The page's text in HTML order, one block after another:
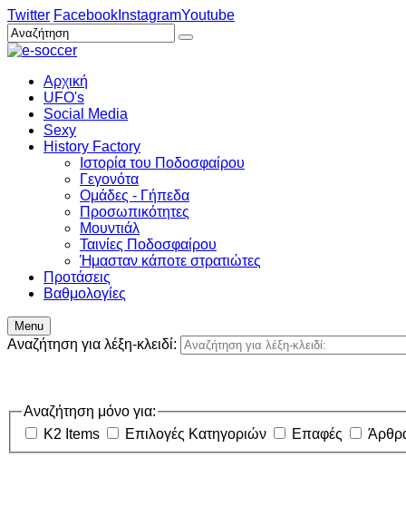
Twitter Facebook InstagramYoutube
Αρχική
UFO's
Social Media
Sexy
History Factory
Ιστορία του Ποδοσφαίρου
Γεγονότα
Ομάδες - Γήπεδα
Προσωπικότητες
Μουντιάλ
Ταινίες Ποδοσφαίρου
Ήμασταν κάποτε στρατιώτες
Προτάσεις
Βαθμολογίες
Menu
Αναζήτηση για λέξη-κλειδί:
Αναζήτηση μόνο για:
K2 Items
Επιλογές Κατηγοριών Επαφές